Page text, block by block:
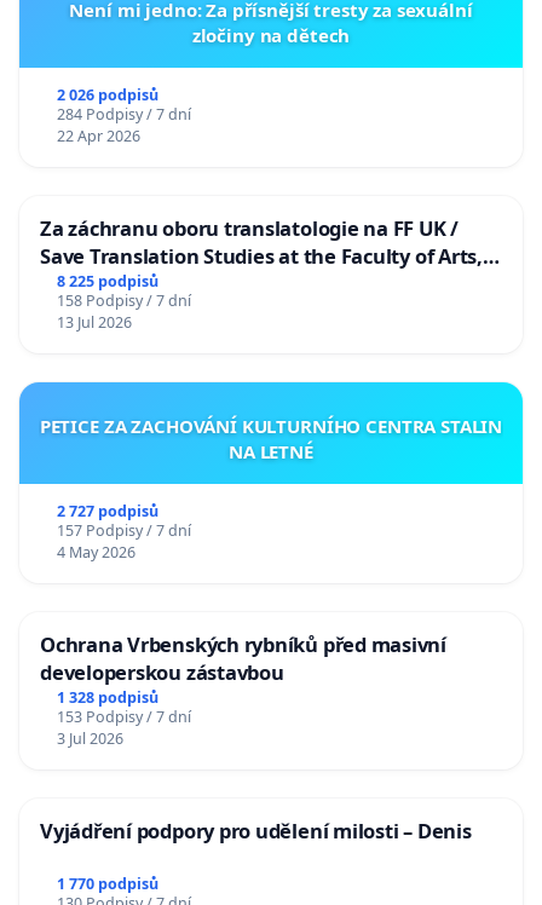
Není mi jedno: Za přísnější tresty za sexuální
zločiny na dětech
2 026 podpisů
284 Podpisy / 7 dní
22 Apr 2026
Za záchranu oboru translatologie na FF UK /
Save Translation Studies at the Faculty of Arts,
Charles University
8 225 podpisů
158 Podpisy / 7 dní
13 Jul 2026
PETICE ZA ZACHOVÁNÍ KULTURNÍHO CENTRA STALIN
NA LETNÉ
2 727 podpisů
157 Podpisy / 7 dní
4 May 2026
Ochrana Vrbenských rybníků před masivní
developerskou zástavbou
1 328 podpisů
153 Podpisy / 7 dní
3 Jul 2026
Vyjádření podpory pro udělení milosti – Denis
1 770 podpisů